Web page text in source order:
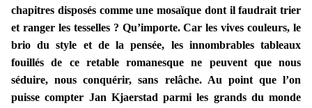
chapitres disposés comme une mosaïque dont il faudrait trier
et ranger les tesselles ? Qu’importe. Car les vives couleurs, le
brio du style et de la pensée, les innombrables tableaux
fouillés de ce retable romanesque ne peuvent que nous
séduire, nous conquérir, sans relâche. Au point que l’on
puisse compter Jan Kjaerstad parmi les grands du monde